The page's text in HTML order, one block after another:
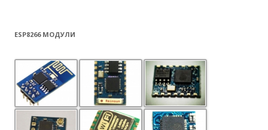
ESP8266 МОДУЛИ